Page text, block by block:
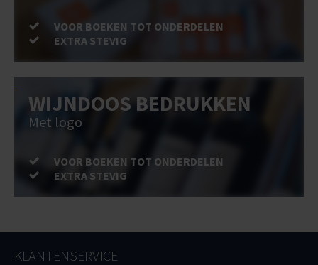
VOOR BOEKEN TOT ONDERDELEN
EXTRA STEVIG
WIJNDOOS BEDRUKKEN
Met logo
VOOR BOEKEN TOT ONDERDELEN
EXTRA STEVIG
KLANTENSERVICE